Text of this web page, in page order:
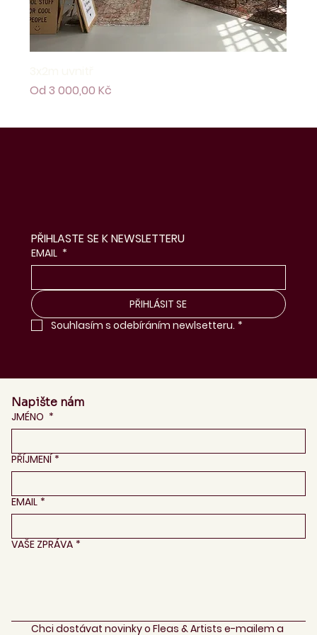
Od3 000,00 Kč
Zvýhodněná cena
PŘIHLASTE SE K NEWSLETTERU
EMAIL *
PŘIHLÁSIT SE
Souhlasím s odebíráním newlsetteru. *
Napište nám
JMÉNO *
PŘÍJMENÍ *
EMAIL *
VAŠE ZPRÁVA *
Chci dostávat novinky o Fleas & Artists e-mailem a